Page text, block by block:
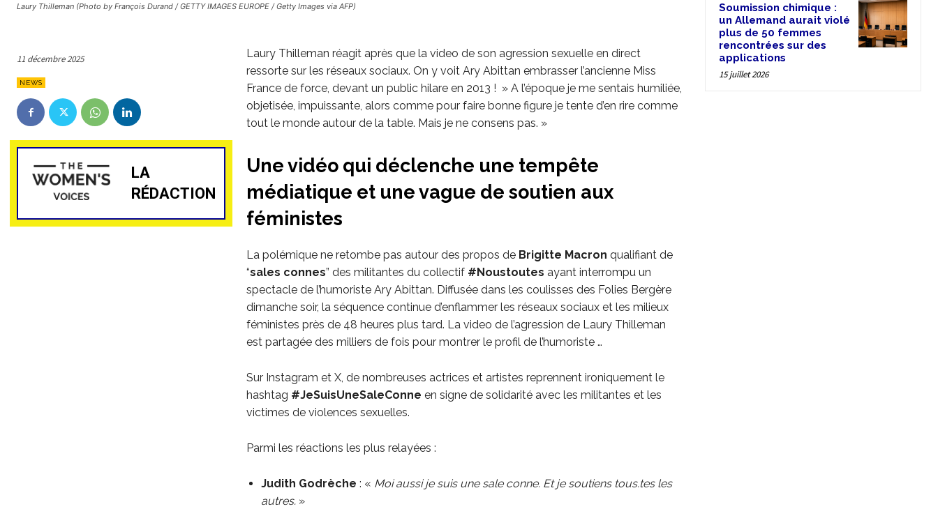
Laury Thilleman (Photo by François Durand / GETTY IMAGES EUROPE / Getty Images via AFP)
11 décembre 2025
NEWS
LA
RÉDACTION
Laury Thilleman réagit après que la video de son agression sexuelle en direct
ressorte sur les réseaux sociaux. On y voit Ary Abittan embrasser l’ancienne Miss
France de force, devant un public hilare en 2013 ! » A l’époque je me sentais humiliée,
objetisée, impuissante, alors comme pour faire bonne figure je tente d’en rire comme
tout le monde autour de la table. Mais je ne consens pas. »
Une vidéo qui déclenche une tempête
médiatique et une vague de soutien aux
féministes
La polémique ne retombe pas autour des propos de Brigitte Macron qualifiant de
“sales connes” des militantes du collectif #Noustoutes ayant interrompu un
spectacle de l’humoriste Ary Abittan. Diffusée dans les coulisses des Folies Bergère
dimanche soir, la séquence continue d’enflammer les réseaux sociaux et les milieux
féministes près de 48 heures plus tard. La video de l’agression de Laury Thilleman
est partagée des milliers de fois pour montrer le profil de l’humoriste …
Sur Instagram et X, de nombreuses actrices et artistes reprennent ironiquement le
hashtag #JeSuisUneSaleConne en signe de solidarité avec les militantes et les
victimes de violences sexuelles.
Parmi les réactions les plus relayées :
Judith Godrèche : « Moi aussi je suis une sale conne. Et je soutiens tous.tes les
autres.»
Soumission chimique :
un Allemand aurait violé
plus de 50 femmes
rencontrées sur des
applications
15 juillet 2026